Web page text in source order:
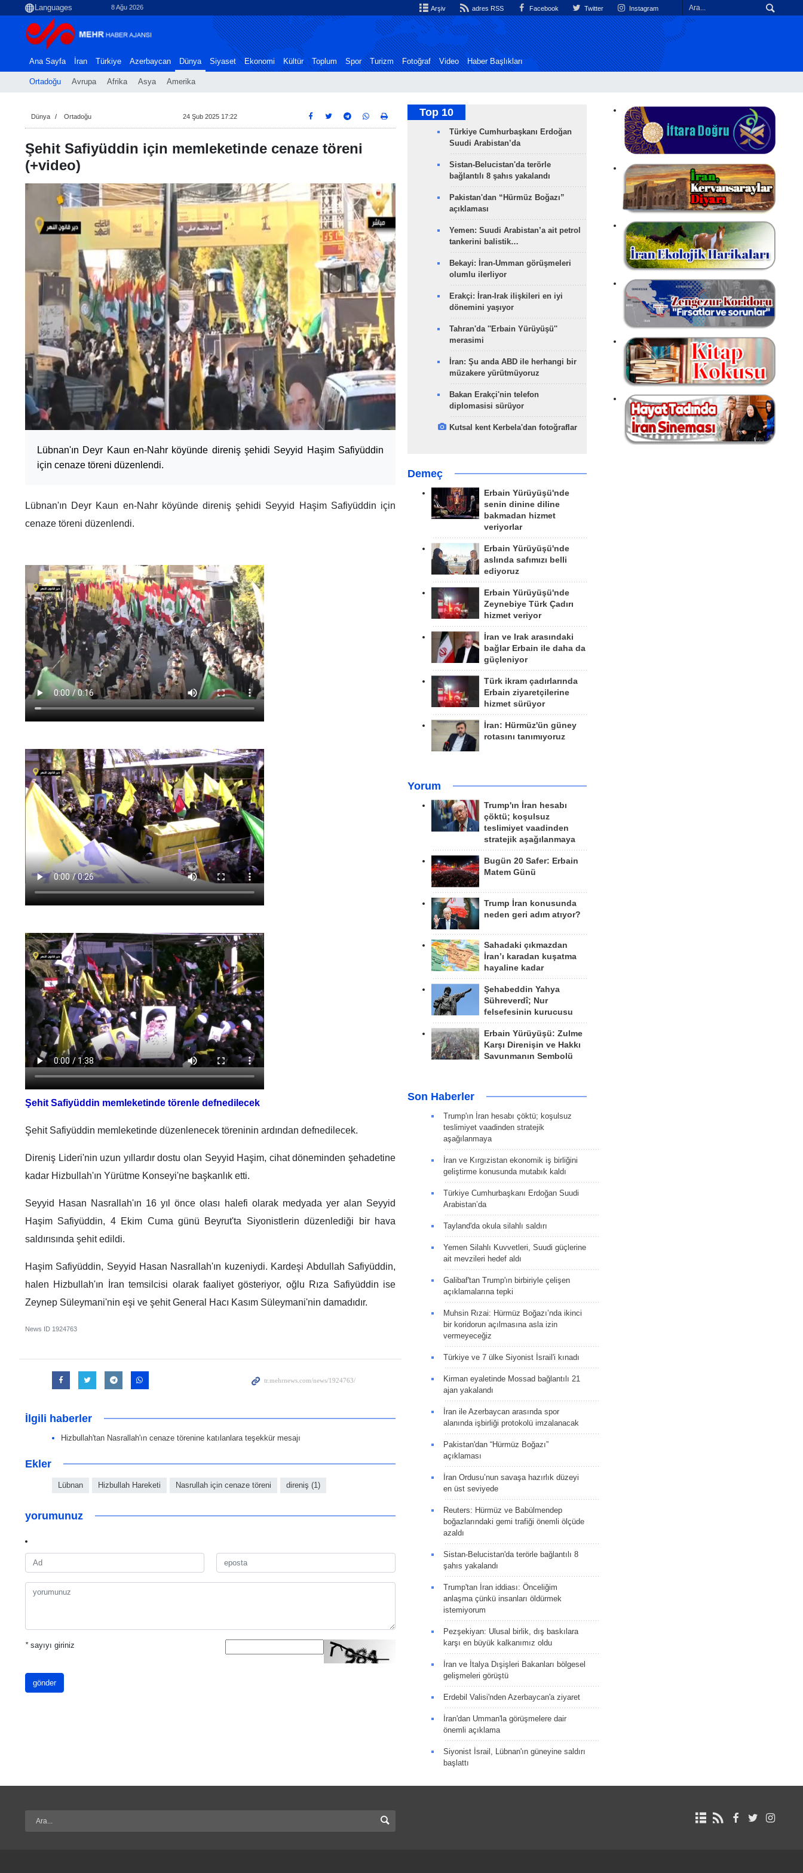
8 Ağu 2026 Arşiv adres RSS Facebook Twitter Instagram
Ana Sayfa İran Türkiye Azerbaycan Dünya
Ortadoğu Avrupa Afrika Asya Amerika
Siyaset Ekonomi Kültür Toplum Spor Turizm Fotoğraf Video Haber Başlıkları
Dünya Ortadoğu 24 Şub 2025 17:22
Şehit Safiyüddin için memleketinde cenaze töreni
(+video)
Lübnan'ın Deyr Kaun en-Nahr köyünde direniş şehidi Seyyid Haşim Safiyüddin
için cenaze töreni düzenlendi.
Lübnan'ın Deyr Kaun en-Nahr köyünde direniş şehidi Seyyid Haşim Safiyüddin için
cenaze töreni düzenlendi.
Şehit Safiyüddin memleketinde törenle defnedilecek
Şehit Safiyüddin memleketinde düzenlenecek töreninin ardından defnedilecek.
Direniş Lideri'nin uzun yıllardır dostu olan Seyyid Haşim, cihat döneminden şehadetine
kadar Hizbullah'ın Yürütme Konseyi'ne başkanlık etti.
Seyyid Hasan Nasrallah'ın 16 yıl önce olası halefi olarak medyada yer alan Seyyid
Haşim Safiyüddin, 4 Ekim Cuma günü Beyrut'ta Siyonistlerin düzenlediği bir hava
saldırısında şehit edildi.
Haşim Safiyüddin, Seyyid Hasan Nasrallah'ın kuzeniydi. Kardeşi Abdullah Safiyüddin,
halen Hizbullah'ın İran temsilcisi olarak faaliyet gösteriyor, oğlu Rıza Safiyüddin ise
Zeynep Süleymani'nin eşi ve şehit General Hacı Kasım Süleymani'nin damadıdır.
News ID 1924763
İlgili haberler
Hizbullah'tan Nasrallah'ın cenaze törenine katılanlara teşekkür mesajı
Ekler
Lübnan Hizbullah Hareketi Nasrullah için cenaze töreni direniş (1)
yorumunuz
*sayıyı giriniz
gönder
Top 10
Türkiye Cumhurbaşkanı Erdoğan
Suudi Arabistan’da
Sistan-Belucistan'da terörle
bağlantılı 8 şahıs yakalandı
Pakistan'dan “Hürmüz Boğazı”
açıklaması
Yemen: Suudi Arabistan’a ait petrol
tankerini balistik…
Bekayi: İran-Umman görüşmeleri
olumlu ilerliyor
Erakçi: İran-Irak ilişkileri en iyi
dönemini yaşıyor
Tahran'da ''Erbain Yürüyüşü''
merasimi
İran: Şu anda ABD ile herhangi bir
müzakere yürütmüyoruz
Bakan Erakçi'nin telefon
diplomasisi sürüyor
Kutsal kent Kerbela'dan fotoğraflar
Demeç
Erbain Yürüyüşü'nde
senin dinine diline
bakmadan hizmet
veriyorlar
Erbain Yürüyüşü'nde
aslında safımızı belli
ediyoruz
Erbain Yürüyüşü'nde
Zeynebiye Türk Çadırı
hizmet veriyor
İran ve Irak arasındaki
bağlar Erbain ile daha da
güçleniyor
Türk ikram çadırlarında
Erbain ziyaretçilerine
hizmet sürüyor
İran: Hürmüz'ün güney
rotasını tanımıyoruz
Yorum
Trump'ın İran hesabı
çöktü; koşulsuz
teslimiyet vaadinden
stratejik aşağılanmaya
Bugün 20 Safer: Erbain
Matem Günü
Trump İran konusunda
neden geri adım atıyor?
Sahadaki çıkmazdan
İran’ı karadan kuşatma
hayaline kadar
Şehabeddin Yahya
Sühreverdî; Nur
felsefesinin kurucusu
Erbain Yürüyüşü: Zulme
Karşı Direnişin ve Hakkı
Savunmanın Sembolü
Son Haberler
Trump'ın İran hesabı çöktü; koşulsuz
teslimiyet vaadinden stratejik
aşağılanmaya
İran ve Kırgızistan ekonomik iş birliğini
geliştirme konusunda mutabık kaldı
Türkiye Cumhurbaşkanı Erdoğan Suudi
Arabistan’da
Tayland'da okula silahlı saldırı
Yemen Silahlı Kuvvetleri, Suudi güçlerine
ait mevzileri hedef aldı
Galibaf'tan Trump'ın birbiriyle çelişen
açıklamalarına tepki
Muhsin Rızai: Hürmüz Boğazı’nda ikinci
bir koridorun açılmasına asla izin
vermeyeceğiz
Türkiye ve 7 ülke Siyonist İsrail'i kınadı
Kirman eyaletinde Mossad bağlantılı 21
ajan yakalandı
İran ile Azerbaycan arasında spor
alanında işbirliği protokolü imzalanacak
Pakistan'dan “Hürmüz Boğazı”
açıklaması
İran Ordusu’nun savaşa hazırlık düzeyi
en üst seviyede
Reuters: Hürmüz ve Babülmendep
boğazlarındaki gemi trafiği önemli ölçüde
azaldı
Sistan-Belucistan'da terörle bağlantılı 8
şahıs yakalandı
Trump'tan İran iddiası: Önceliğim
anlaşma çünkü insanları öldürmek
istemiyorum
Pezşekiyan: Ulusal birlik, dış baskılara
karşı en büyük kalkanımız oldu
İran ve İtalya Dışişleri Bakanları bölgesel
gelişmeleri görüştü
Erdebil Valisi'nden Azerbaycan'a ziyaret
İran'dan Umman'la görüşmelere dair
önemli açıklama
Siyonist İsrail, Lübnan'ın güneyine saldırı
başlattı